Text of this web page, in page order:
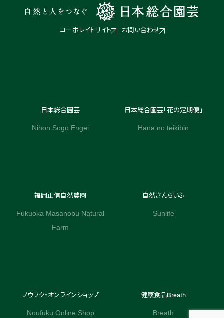
コーポレイトサイト お問い合わせ
日本総合園芸
Nihon Sogo Engei
日本総合園芸「花の定期便」
Hana no teikibin
福岡正信自然農園
Fukuoka Masanobu Natural
Farm
自然さんらいふ
Sunlife
ノウフク・オンラインショップ
Noufuku Online Shop
健康食品Breath
Breath